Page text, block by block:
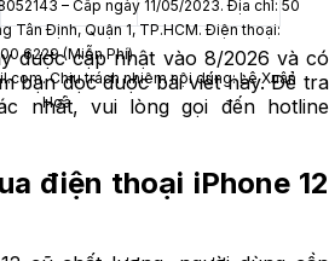
được cập nhật vào 8/2026 và có
bạn đọc được bài viết này. Để tra
nhất, vui lòng gọi đến hotline
điện thoại iPhone 12
– Cấp ngày 11/05/2023. Địa chỉ: 50
Tân Định, Quận 1, TP.HCM. Điện thoại:
(Miễn Phí)
Chịu trách nhiệm nội dung: Lê Xuân
Hoà